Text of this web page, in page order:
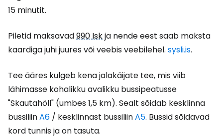
15 minutit.
Piletid maksavad990 Iskja nende eest saab maksta
kaardiga juhi juures või veebis veebilehel. sysli.is.
Tee ääres kulgeb kena jalakäijate tee, mis viib
lähimasse kohalikku avalikku bussipeatusse
"Skautahöll" (umbes 1,5 km). Sealt sõidab kesklinna
bussiliinA6 / kesklinnast bussiliinA5. Bussid sõidavad
kord tunnis ja on tasuta.